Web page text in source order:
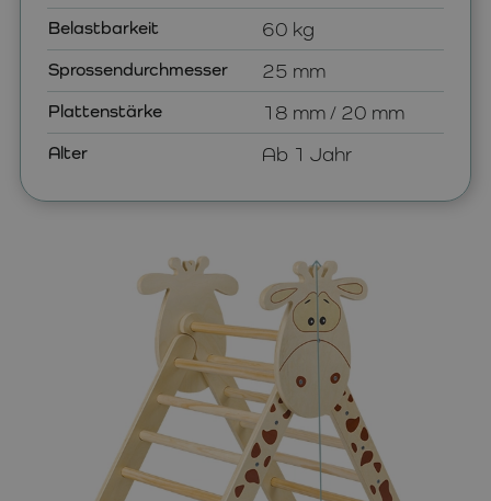
Belastbarkeit 60 kg
Sprossendurchmesser 25 mm
Plattenstärke 18 mm / 20 mm
Alter Ab 1 Jahr